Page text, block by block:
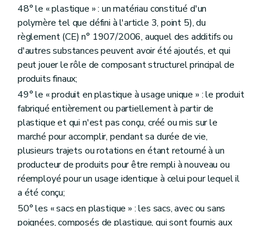
48° le « plastique » : un matériau constitué d'un
polymère tel que défini à l'article 3, point 5), du
règlement (CE) n° 1907/2006, auquel des additifs ou
d'autres substances peuvent avoir été ajoutés, et qui
peut jouer le rôle de composant structurel principal de
produits finaux;
49° le « produit en plastique à usage unique » : le produit
fabriqué entièrement ou partiellement à partir de
plastique et qui n'est pas conçu, créé ou mis sur le
marché pour accomplir, pendant sa durée de vie,
plusieurs trajets ou rotations en étant retourné à un
producteur de produits pour être rempli à nouveau ou
réemployé pour un usage identique à celui pour lequel il
a été conçu;
50° les « sacs en plastique » : les sacs, avec ou sans
poignées, composés de plastique, qui sont fournis aux